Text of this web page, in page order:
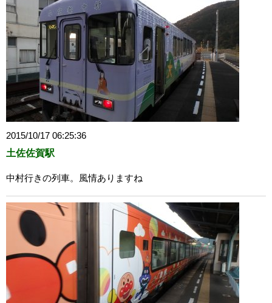
2015/10/17 06:25:36
土佐佐賀駅
中村行きの列車。風情ありますね